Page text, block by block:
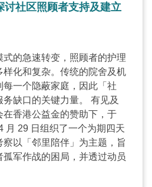
社区照顾者支持及建立
式的急速转变，照顾者的护理
化和复杂。传统的院舍及机
一个隐蔽家庭，因此「社
缺口的关键力量。 有见及
在香港公益金的赞助下，于
月 29 日组织了一个为期四天
以「邻里陪伴」为主题，旨
军作战的困局，并透过动员